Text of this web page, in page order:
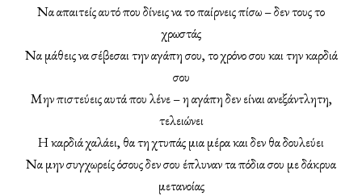
Να απαιτείς αυτό που δίνεις να το παίρνεις πίσω – δεν τους το
χρωστάς
Να μάθεις να σέβεσαι την αγάπη σου, το χρόνο σου και την καρδιά
σου
Μην πιστεύεις αυτά που λένε – η αγάπη δεν είναι ανεξάντλητη,
τελειώνει
Η καρδιά χαλάει, θα τη χτυπάς μια μέρα και δεν θα δουλεύει
Να μην συγχωρείς όσους δεν σου έπλυναν τα πόδια σου με δάκρυα
μετανοίας